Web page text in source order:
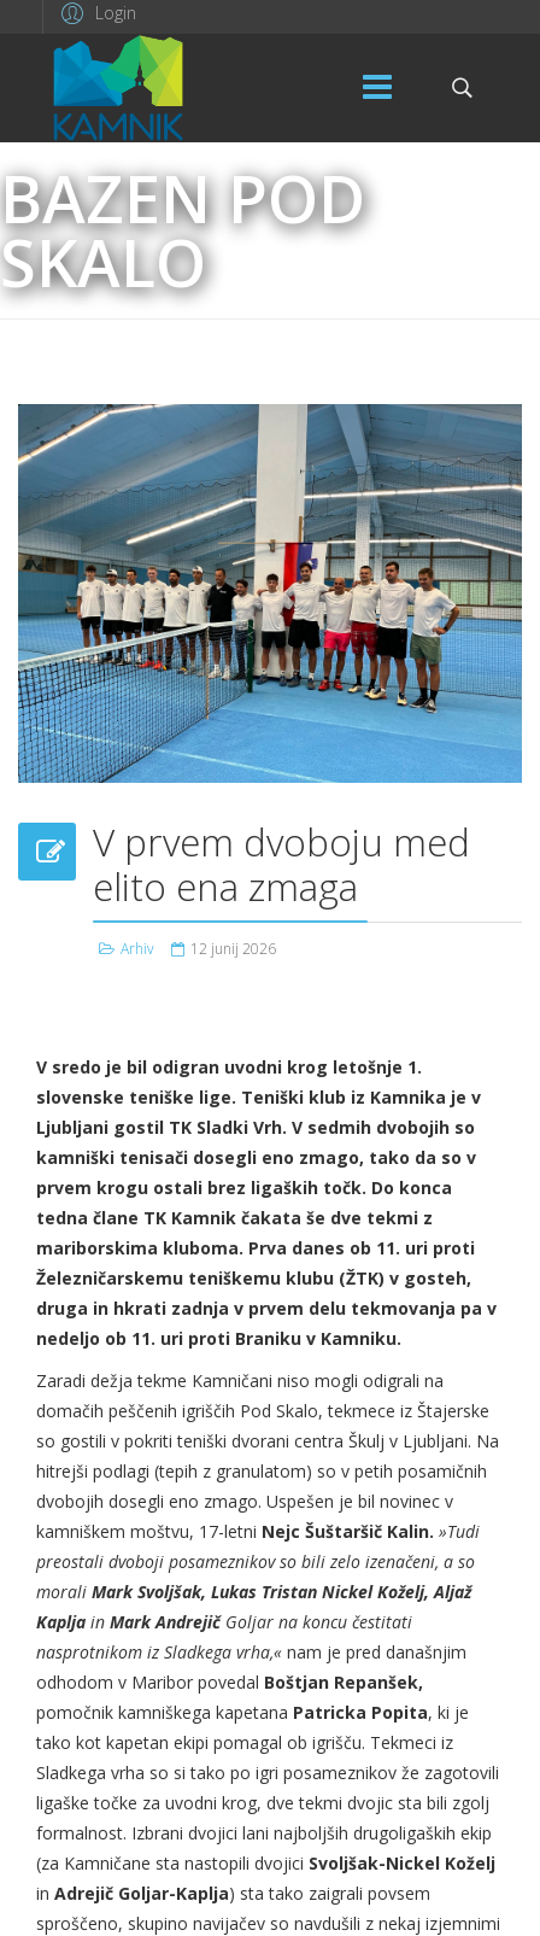
Login
BAZEN POD
SKALO
V prvem dvoboju med
elito ena zmaga
Arhiv 12 junij 2026
V sredo je bil odigran uvodni krog letošnje 1.
slovenske teniške lige. Teniški klub iz Kamnika je v
Ljubljani gostil TK Sladki Vrh. V sedmih dvobojih so
kamniški tenisači dosegli eno zmago, tako da so v
prvem krogu ostali brez ligaških točk. Do konca
tedna člane TK Kamnik čakata še dve tekmi z
mariborskima kluboma. Prva danes ob 11. uri proti
Železničarskemu teniškemu klubu (ŽTK) v gosteh,
druga in hkrati zadnja v prvem delu tekmovanja pa v
nedeljo ob 11. uri proti Braniku v Kamniku.
Zaradi dežja tekme Kamničani niso mogli odigrali na
domačih peščenih igriščih Pod Skalo, tekmece iz Štajerske
so gostili v pokriti teniški dvorani centra Škulj v Ljubljani. Na
hitrejši podlagi (tepih z granulatom) so v petih posamičnih
dvobojih dosegli eno zmago. Uspešen je bil novinec v
kamniškem moštvu, 17-letni Nejc Šuštaršič Kalin. »Tudi
preostali dvoboji posameznikov so bili zelo izenačeni, a so
morali Mark Svoljšak, Lukas Tristan Nickel Koželj, Aljaž
Kaplja in Mark Andrejič Goljar na koncu čestitati
nasprotnikom iz Sladkega vrha,« nam je pred današnjim
odhodom v Maribor povedal Boštjan Repanšek,
pomočnik kamniškega kapetana Patricka Popita, ki je
tako kot kapetan ekipi pomagal ob igrišču. Tekmeci iz
Sladkega vrha so si tako po igri posameznikov že zagotovili
ligaške točke za uvodni krog, dve tekmi dvojic sta bili zgolj
formalnost. Izbrani dvojici lani najboljših drugoligaških ekip
(za Kamničane sta nastopili dvojici Svoljšak-Nickel Koželj
in Adrejič Goljar-Kaplja) sta tako zaigrali povsem
sproščeno, skupino navijačev so navdušili z nekaj izjemnimi